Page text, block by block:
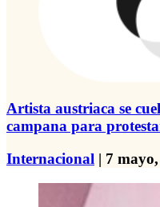
Artista austriaca se
campana para
Internacional | 7